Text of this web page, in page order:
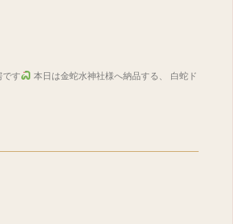
です
本日は金蛇水神社様へ納品する、 白蛇ド